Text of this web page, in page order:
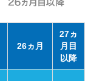
26ヵ月
27ヵ
月目
以降